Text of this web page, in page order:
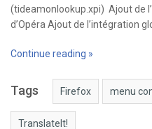
(tideamonlookup.xpi) Ajout de
d’Opéra Ajout de l’intégration
Continue reading »
Tags Firefox menu
TranslateIt!